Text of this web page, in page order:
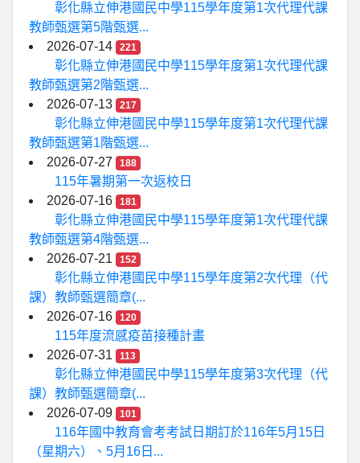
彰化縣立伸港國民中學115學年度第1次代理代課
教師甄選第5階甄選...
2026-07-14
221
彰化縣立伸港國民中學115學年度第1次代理代課
教師甄選第2階甄選...
2026-07-13
217
彰化縣立伸港國民中學115學年度第1次代理代課
教師甄選第1階甄選...
2026-07-27
188
115年暑期第一次返校日
2026-07-16
181
彰化縣立伸港國民中學115學年度第1次代理代課
教師甄選第4階甄選...
2026-07-21
152
彰化縣立伸港國民中學115學年度第2次代理（代
課）教師甄選簡章(...
2026-07-16
120
115年度流感疫苗接種計畫
2026-07-31
113
彰化縣立伸港國民中學115學年度第3次代理（代
課）教師甄選簡章(...
2026-07-09
101
116年國中教育會考考試日期訂於116年5月15日
（星期六）、5月16日...